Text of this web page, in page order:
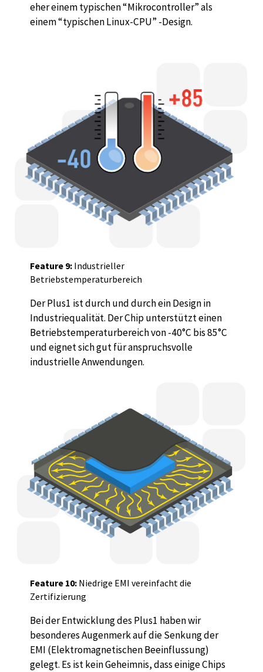
eher einem typischen “Mikrocontroller” als
einem “typischen Linux-CPU” -Design.
Feature 9:Industrieller
Betriebstemperaturbereich
Der Plus1 ist durch und durch ein Design in
Industriequalität. Der Chip unterstützt einen
Betriebstemperaturbereich von -40°C bis 85°C
und eignet sich gut für anspruchsvolle
industrielle Anwendungen.
Feature 10:Niedrige EMI vereinfacht die
Zertifizierung
Bei der Entwicklung des Plus1 haben wir
besonderes Augenmerk auf die Senkung der
EMI (Elektromagnetischen Beeinflussung)
gelegt. Es ist kein Geheimnis, dass einige Chips